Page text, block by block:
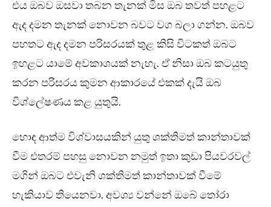
එය ඔබව ඔසවා තබන තැනක් මිස ඔබ තවත් පහළට
ඇද දමන තැනක් නොවන බවට වග බලා ගන්න. ඔබව
පහතට ඇද දමන පරිසරයක් තුළ කිසි විටකත් ඔබට
ඉහළට යාමේ අවකාශයක් නැහැ. ඒ නිසා ඔබ කටයුතු
කරන පරිසරය කුමන ආකාරයේ එකක් දැයි ඔබ
විශ්ලේෂණය කළ යුතුයි.
හොඳ ආත්ම විශ්වාසයකින් යුතු ශක්තිමත් කාන්තාවක්
වීම එතරම් පහසු නොවන නමුත් ඉතා කුඩා පියවරවල්
මගින් ඔබට එවැනි ශක්තිමත් කාන්තාවක් වීමේ
හැකියාව තියෙනවා. අවශ්‍ය වන්නේ ඔබේ තෝරා